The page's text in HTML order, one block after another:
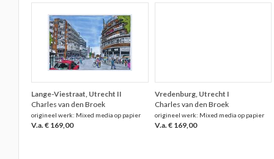
Lange-Viestraat, Utrecht II
Charles van den Broek
origineel werk: Mixed media op papier
V.a. € 169,00
Vredenburg, Utrecht I
Charles van den Broek
origineel werk: Mixed media op papier
V.a. € 169,00